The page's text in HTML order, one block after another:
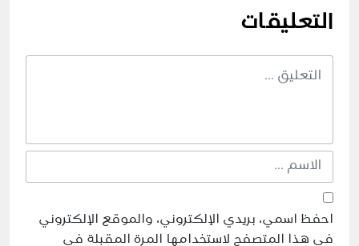
التعليقات
احفظ اسمي، بريدي الإلكتروني، والموقع الإلكتروني
في هذا المتصفح لاستخدامها المرة المقبلة في